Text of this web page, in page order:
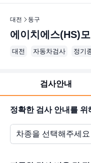
대전 동구
에이치에스(HS)
대전 자동차검사 정기
검사안내
정확한 검사 안내를